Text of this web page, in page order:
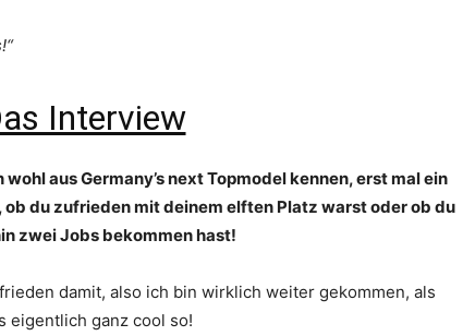
Interview
wohl aus Germany’s next Topmodel kennen, erst mal ein
du zufrieden mit deinem elften Platz warst oder ob du
zwei Jobs bekommen hast!
damit, also ich bin wirklich weiter gekommen, als
eigentlich ganz cool so!